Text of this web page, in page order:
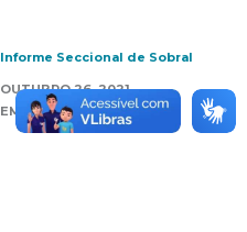
Informe Seccional de Sobral
OUTUBRO 26, 2021
EM "DESTAQUES"